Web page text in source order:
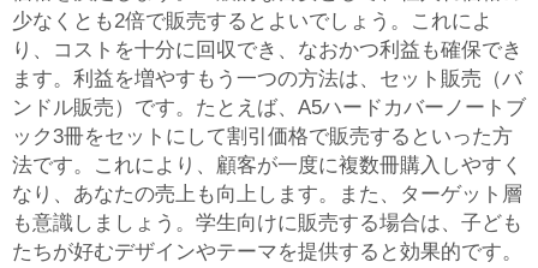
少なくとも2倍で販売するとよいでしょう。これによ
り、コストを十分に回収でき、なおかつ利益も確保でき
ます。利益を増やすもう一つの方法は、セット販売（バ
ンドル販売）です。たとえば、A5ハードカバーノートブ
ック3冊をセットにして割引価格で販売するといった方
法です。これにより、顧客が一度に複数冊購入しやすく
なり、あなたの売上も向上します。また、ターゲット層
も意識しましょう。学生向けに販売する場合は、子ども
たちが好むデザインやテーマを提供すると効果的です。